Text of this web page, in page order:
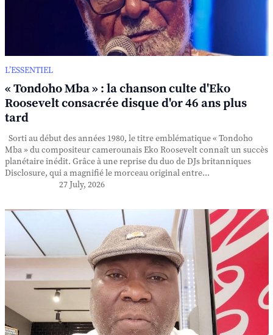
L’ESSENTIEL
« Tondoho Mba » : la chanson culte d'Eko
Roosevelt consacrée disque d'or 46 ans plus
tard
Sorti au début des années 1980, le titre emblématique « Tondoho
Mba » du compositeur camerounais Eko Roosevelt connaît un succès
planétaire inédit. Grâce à une reprise du duo de DJs britanniques
Disclosure, qui a magnifié le morceau original entre...
27 July, 2026